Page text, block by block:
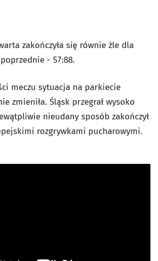
zakończyła się równie źle dla
- 57:88.
meczu sytuacja na parkiecie
zmieniła. Śląsk przegrał wysoko
nieudany sposób zakończył
rozgrywkami pucharowymi.